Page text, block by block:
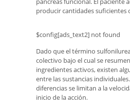
producir cantidades suficientes
$config[ads_text2] not found
Dado que el término
colectivo bajo el cual se
ingredientes activos, existen
entre las sustancias
diferencias se limitan a la
inicio de la acción.